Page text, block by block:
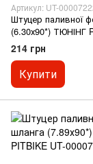
Артикул: UT-
Штуцер паливної
(6.30х90*) ТЮНІНГ
214 грн
Купити